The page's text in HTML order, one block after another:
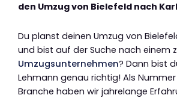
den Umzug von Bielefeld nach
Du planst deinen Umzug von
und bist auf der Suche nach einem
Umzugsunternehmen? Dann bist
Lehmann genau richtig! Als
Branche haben wir jahrelange